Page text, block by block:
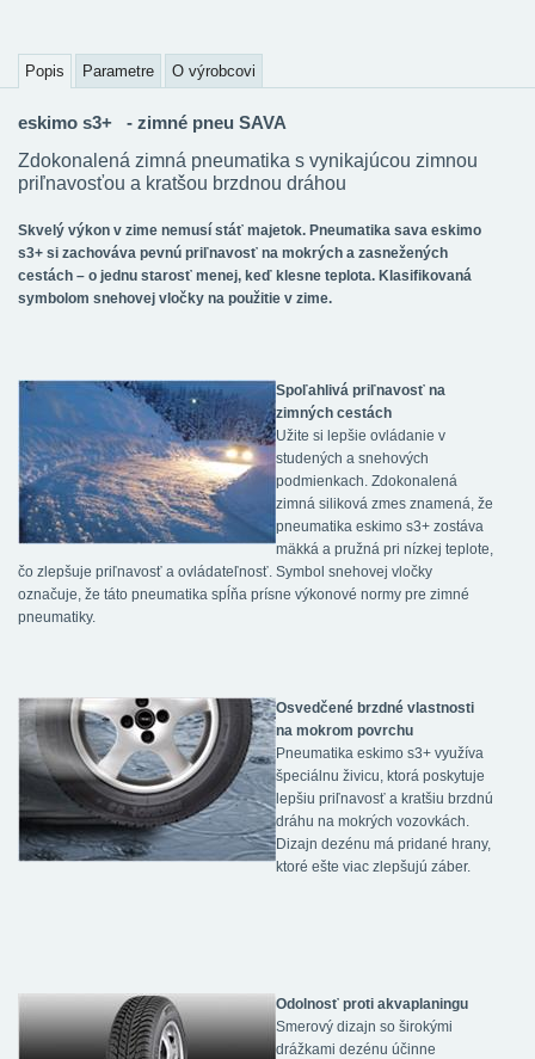
Popis Parametre O výrobcovi
eskimo s3+ - zimné pneu SAVA
Zdokonalená zimná pneumatika s vynikajúcou zimnou
priľnavosťou a kratšou brzdnou dráhou
Skvelý výkon v zime nemusí stáť majetok. Pneumatika sava eskimo
s3+ si zachováva pevnú priľnavosť na mokrých a zasnežených
cestách – o jednu starosť menej, keď klesne teplota. Klasifikovaná
symbolom snehovej vločky na použitie v zime.
Spoľahlivá priľnavosť na
zimných cestách
Užite si lepšie ovládanie v
studených a snehových
podmienkach. Zdokonalená
zimná siliková zmes znamená, že
pneumatika eskimo s3+ zostáva
mäkká a pružná pri nízkej teplote,
čo zlepšuje priľnavosť a ovládateľnosť. Symbol snehovej vločky
označuje, že táto pneumatika spĺňa prísne výkonové normy pre zimné
pneumatiky.
Osvedčené brzdné vlastnosti
na mokrom povrchu
Pneumatika eskimo s3+ využíva
špeciálnu živicu, ktorá poskytuje
lepšiu priľnavosť a kratšiu brzdnú
dráhu na mokrých vozovkách.
Dizajn dezénu má pridané hrany,
ktoré ešte viac zlepšujú záber.
Odolnosť proti akvaplaningu
Smerový dizajn so širokými
drážkami dezénu účinne